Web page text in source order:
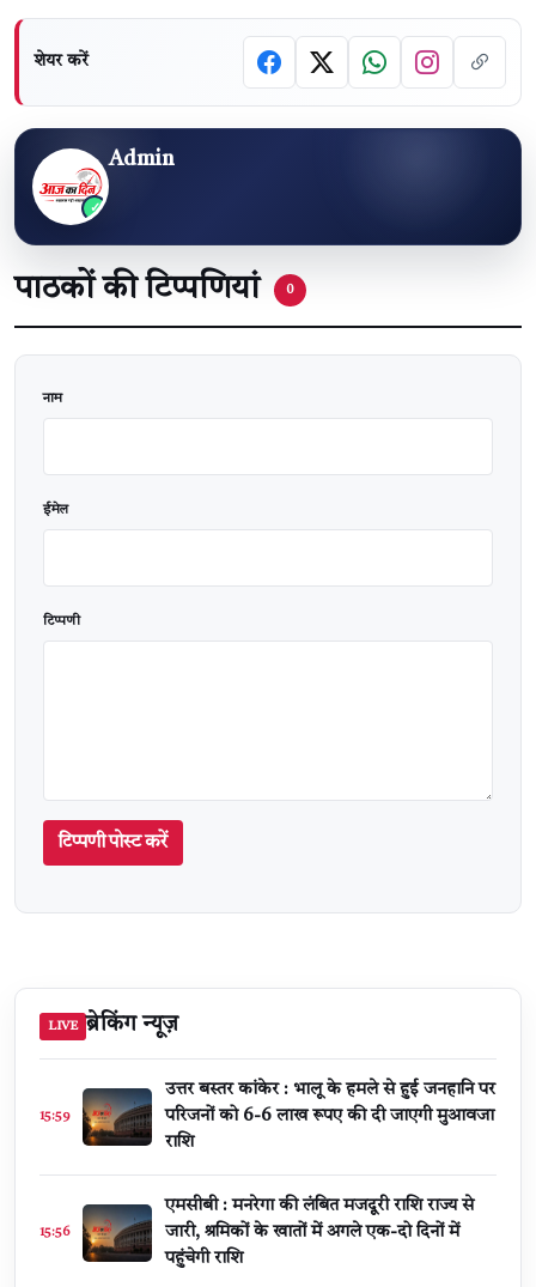
शेयर करें
Admin
पाठकों की टिप्पणियां 0
नाम
ईमेल
टिप्पणी
टिप्पणी पोस्ट करें
LIVE ब्रेकिंग न्यूज़
15:59
उत्तर बस्तर कांकेर : भालू के हमले से हुई जनहानि पर
परिजनों को 6-6 लाख रूपए की दी जाएगी मुआवजा
राशि
15:56
एमसीबी : मनरेगा की लंबित मजदूरी राशि राज्य से
जारी, श्रमिकों के खातों में अगले एक-दो दिनों में
पहुंचेगी राशि